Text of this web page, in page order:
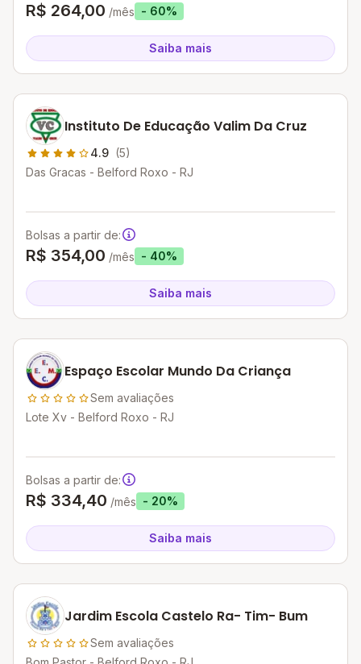
R$ 264,00 /mês - 60%
Saiba mais
Instituto De Educação Valim Da Cruz
4.9 (5)
Das Gracas - Belford Roxo - RJ
Bolsas a partir de:
R$ 354,00 /mês - 40%
Saiba mais
Espaço Escolar Mundo Da Criança
Sem avaliações
Lote Xv - Belford Roxo - RJ
Bolsas a partir de:
R$ 334,40 /mês - 20%
Saiba mais
Jardim Escola Castelo Ra- Tim- Bum
Sem avaliações